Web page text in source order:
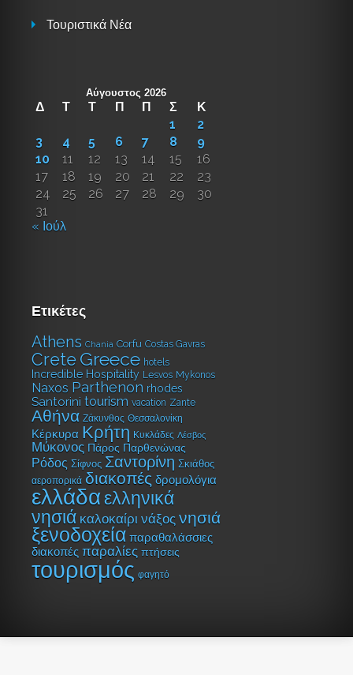
Τουριστικά Νέα
Αύγουστος 2026
Δ Τ Τ Π Π Σ
Κ
1
2
3
4 5 6 7 8
9
10
11 12 13 14 15
16
17
18 19 20 21 22
23
24
25 26 27 28 29
30
31
« Ιούλ
Ετικέτες
Athens Chania Corfu Costas Gavras
Crete Greece hotels
Incredible Hospitality Lesvos Mykonos
Naxos Parthenon rhodes
Santorini tourism vacation Zante
Αθήνα Ζάκυνθος Θεσσαλονίκη
Κέρκυρα Κρήτη Κυκλάδες Λέσβος
Μύκονος Πάρος Παρθενώνας
Ρόδος Σίφνος Σαντορίνη Σκιάθος
αεροπορικά διακοπές δρομολόγια
ελλάδαελληνικά
νησιά καλοκαίρι νάξος νησιά
ξενοδοχεία παραθαλάσσιες
διακοπές παραλίες πτήσεις
τουρισμός φαγητό